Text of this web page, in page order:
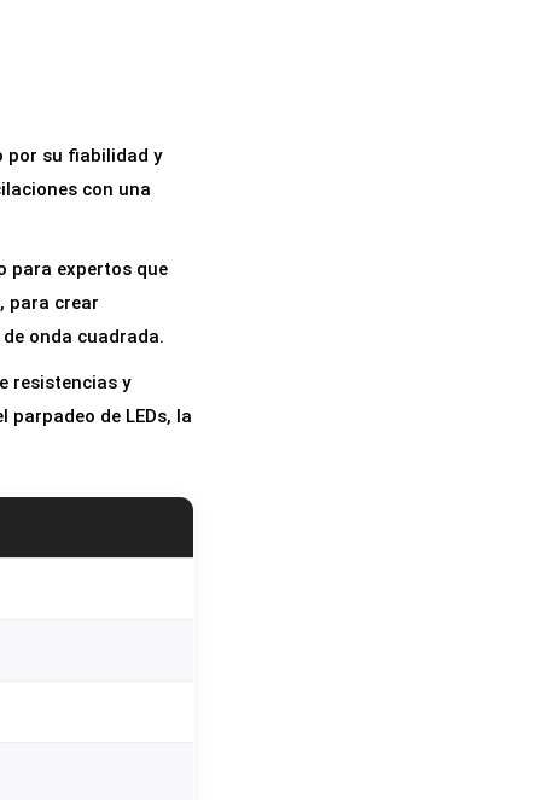
por su fiabilidad y
con una
para expertos que
para crear
onda cuadrada.
resistencias y
de LEDs, la